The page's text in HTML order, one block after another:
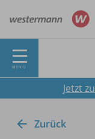
MENÜ
Jetzt
Zurück